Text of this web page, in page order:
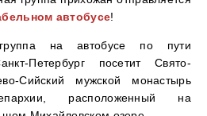
автобусе!
группа на автобусе по пути
Петербург посетит Свято-
Сийский мужской монастырь
расположенный на